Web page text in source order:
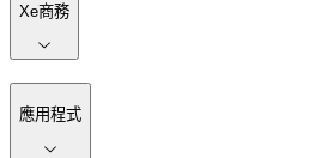
Xe商務
應用程式